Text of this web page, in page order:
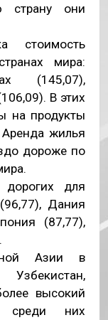
страну они
стоимость
мира:
(145,07),
В этих
на продукты
Аренда жилья
дороже по
для
Дания
(87,77),
Азии в
высокий
среди них